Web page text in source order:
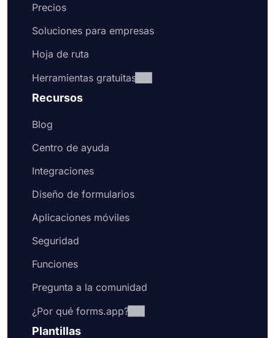
Precios
Soluciones para empresas
Hoja de ruta
Herramientas gratuitas
Recursos
Blog
Centro de ayuda
Integraciones
Diseño de formularios
Aplicaciones móviles
Seguridad
Funciones
Pregunta a la comunidad
¿Por qué forms.app?
Plantillas